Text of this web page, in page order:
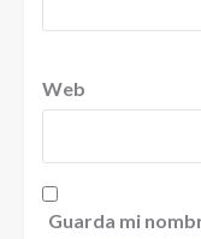
Web
Guarda mi